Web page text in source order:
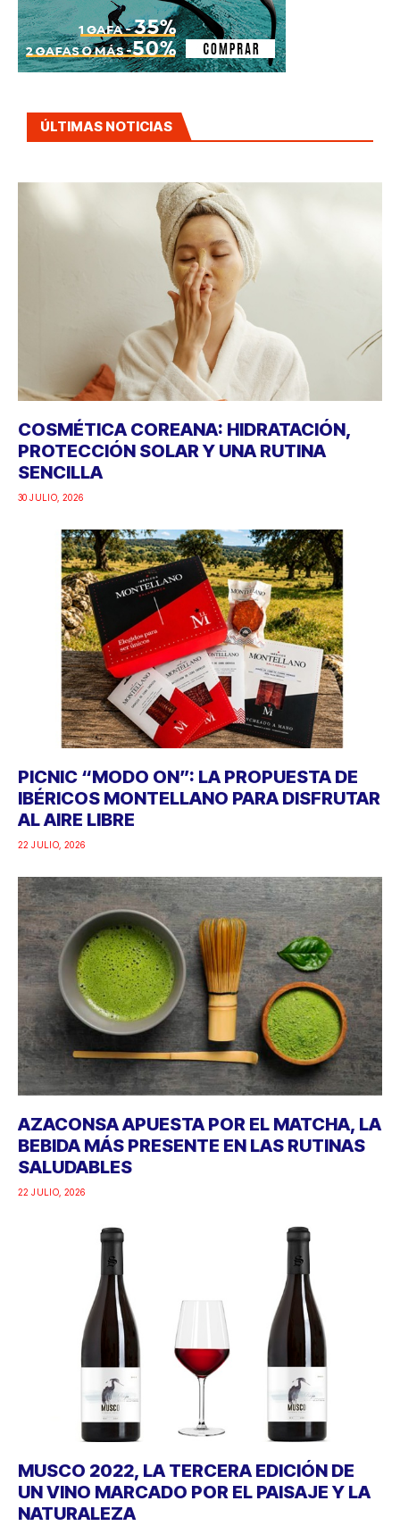
ÚLTIMAS NOTICIAS
COSMÉTICA COREANA: HIDRATACIÓN,
PROTECCIÓN SOLAR Y UNA RUTINA
SENCILLA
30 JULIO, 2026
PICNIC “MODO ON”: LA PROPUESTA DE
IBÉRICOS MONTELLANO PARA DISFRUTAR
AL AIRE LIBRE
22 JULIO, 2026
AZACONSA APUESTA POR EL MATCHA, LA
BEBIDA MÁS PRESENTE EN LAS RUTINAS
SALUDABLES
22 JULIO, 2026
MUSCO 2022, LA TERCERA EDICIÓN DE
UN VINO MARCADO POR EL PAISAJE Y LA
NATURALEZA